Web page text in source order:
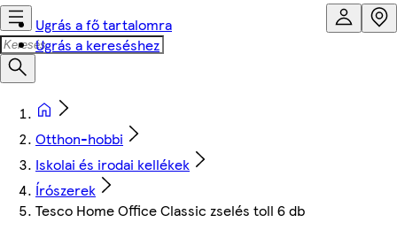
Ugrás a fő tartalomra
Ugrás a kereséshez
Otthon-hobbi
Iskolai és irodai kellékek
Írószerek
Tesco Home Office Classic zselés toll 6 db